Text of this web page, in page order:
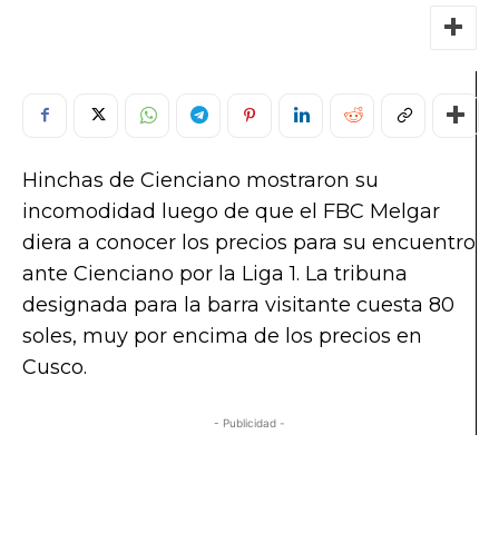
Hinchas de Cienciano mostraron su
incomodidad luego de que el FBC Melgar
diera a conocer los precios para su encuentro
ante Cienciano por la Liga 1. La tribuna
designada para la barra visitante cuesta 80
soles, muy por encima de los precios en
Cusco.
- Publicidad -